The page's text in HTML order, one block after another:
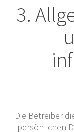
3.
Die Betreiber
persönlichen